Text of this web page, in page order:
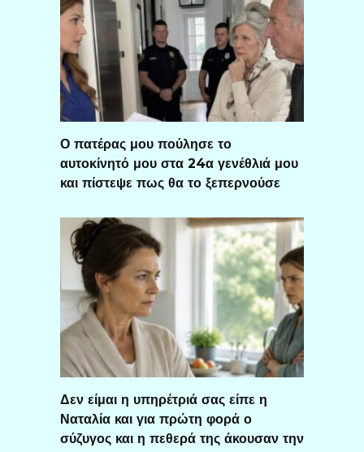
Ο πατέρας μου πούλησε το
αυτοκίνητό μου στα 24α γενέθλιά μου
και πίστεψε πως θα το ξεπερνούσε
Δεν είμαι η υπηρέτριά σας είπε η
Ναταλία και για πρώτη φορά ο
σύζυγος και η πεθερά της άκουσαν την